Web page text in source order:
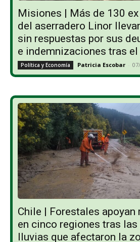
Misiones | Más de 130
del aserradero Linor
sin respuestas por sus
e indemnizaciones tras el
Política y Economía Patricia Escobar -
Chile | Forestales apoyan
en cinco regiones tras
lluvias que afectaron la